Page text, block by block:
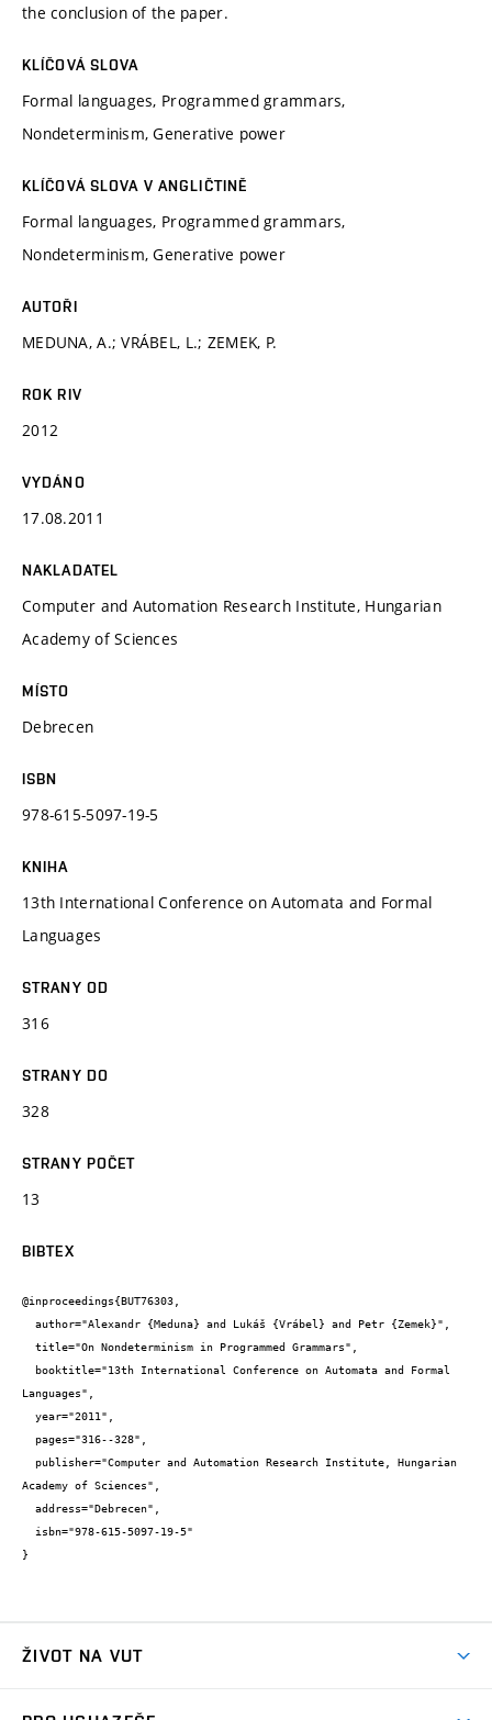
the conclusion of the paper.
KLÍČOVÁ SLOVA
Formal languages, Programmed grammars,
Nondeterminism, Generative power
KLÍČOVÁ SLOVA V ANGLIČTINĚ
Formal languages, Programmed grammars,
Nondeterminism, Generative power
AUTOŘI
MEDUNA, A.; VRÁBEL, L.; ZEMEK, P.
ROK RIV
2012
VYDÁNO
17.08.2011
NAKLADATEL
Computer and Automation Research Institute, Hungarian
Academy of Sciences
MÍSTO
Debrecen
ISBN
978-615-5097-19-5
KNIHA
13th International Conference on Automata and Formal
Languages
STRANY OD
316
STRANY DO
328
STRANY POČET
13
BIBTEX
@inproceedings{BUT76303,
Languages",
Academy of Sciences",
}
ŽIVOT NA VUT